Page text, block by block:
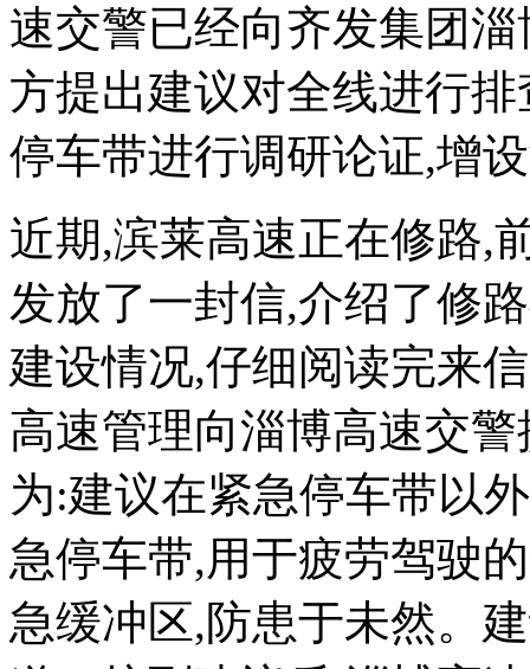
速交警已经向齐发集团
方提出建议对全线进行
停车带进行调研论证,增
近期,滨莱高速正在修路,
发放了一封信,介绍了修
建设情况,仔细阅读完来
高速管理向淄博高速交
为:建议在紧急停车带以
急停车带,用于疲劳驾驶
急缓冲区,防患于未然。